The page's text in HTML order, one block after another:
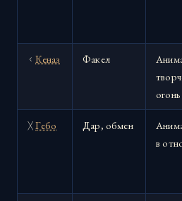
ᚲКеназ Факел
огонь
ᚷГебо Дар, обмен
в